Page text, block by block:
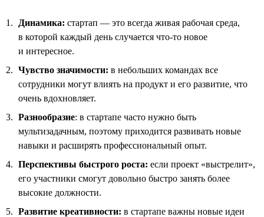
Динамика: стартап — это всегда живая рабочая среда,
в которой каждый день случается что-то новое
и интересное.
Чувство значимости: в небольших командах все
сотрудники могут влиять на продукт и его развитие, что
очень вдохновляет.
Разнообразие: в стартапе часто нужно быть
мультизадачным, поэтому приходится развивать новые
навыки и расширять профессиональный опыт.
Перспективы быстрого роста: если проект «выстрелит»,
его участники смогут довольно быстро занять более
высокие должности.
Развитие креативности: в стартапе важны новые идеи